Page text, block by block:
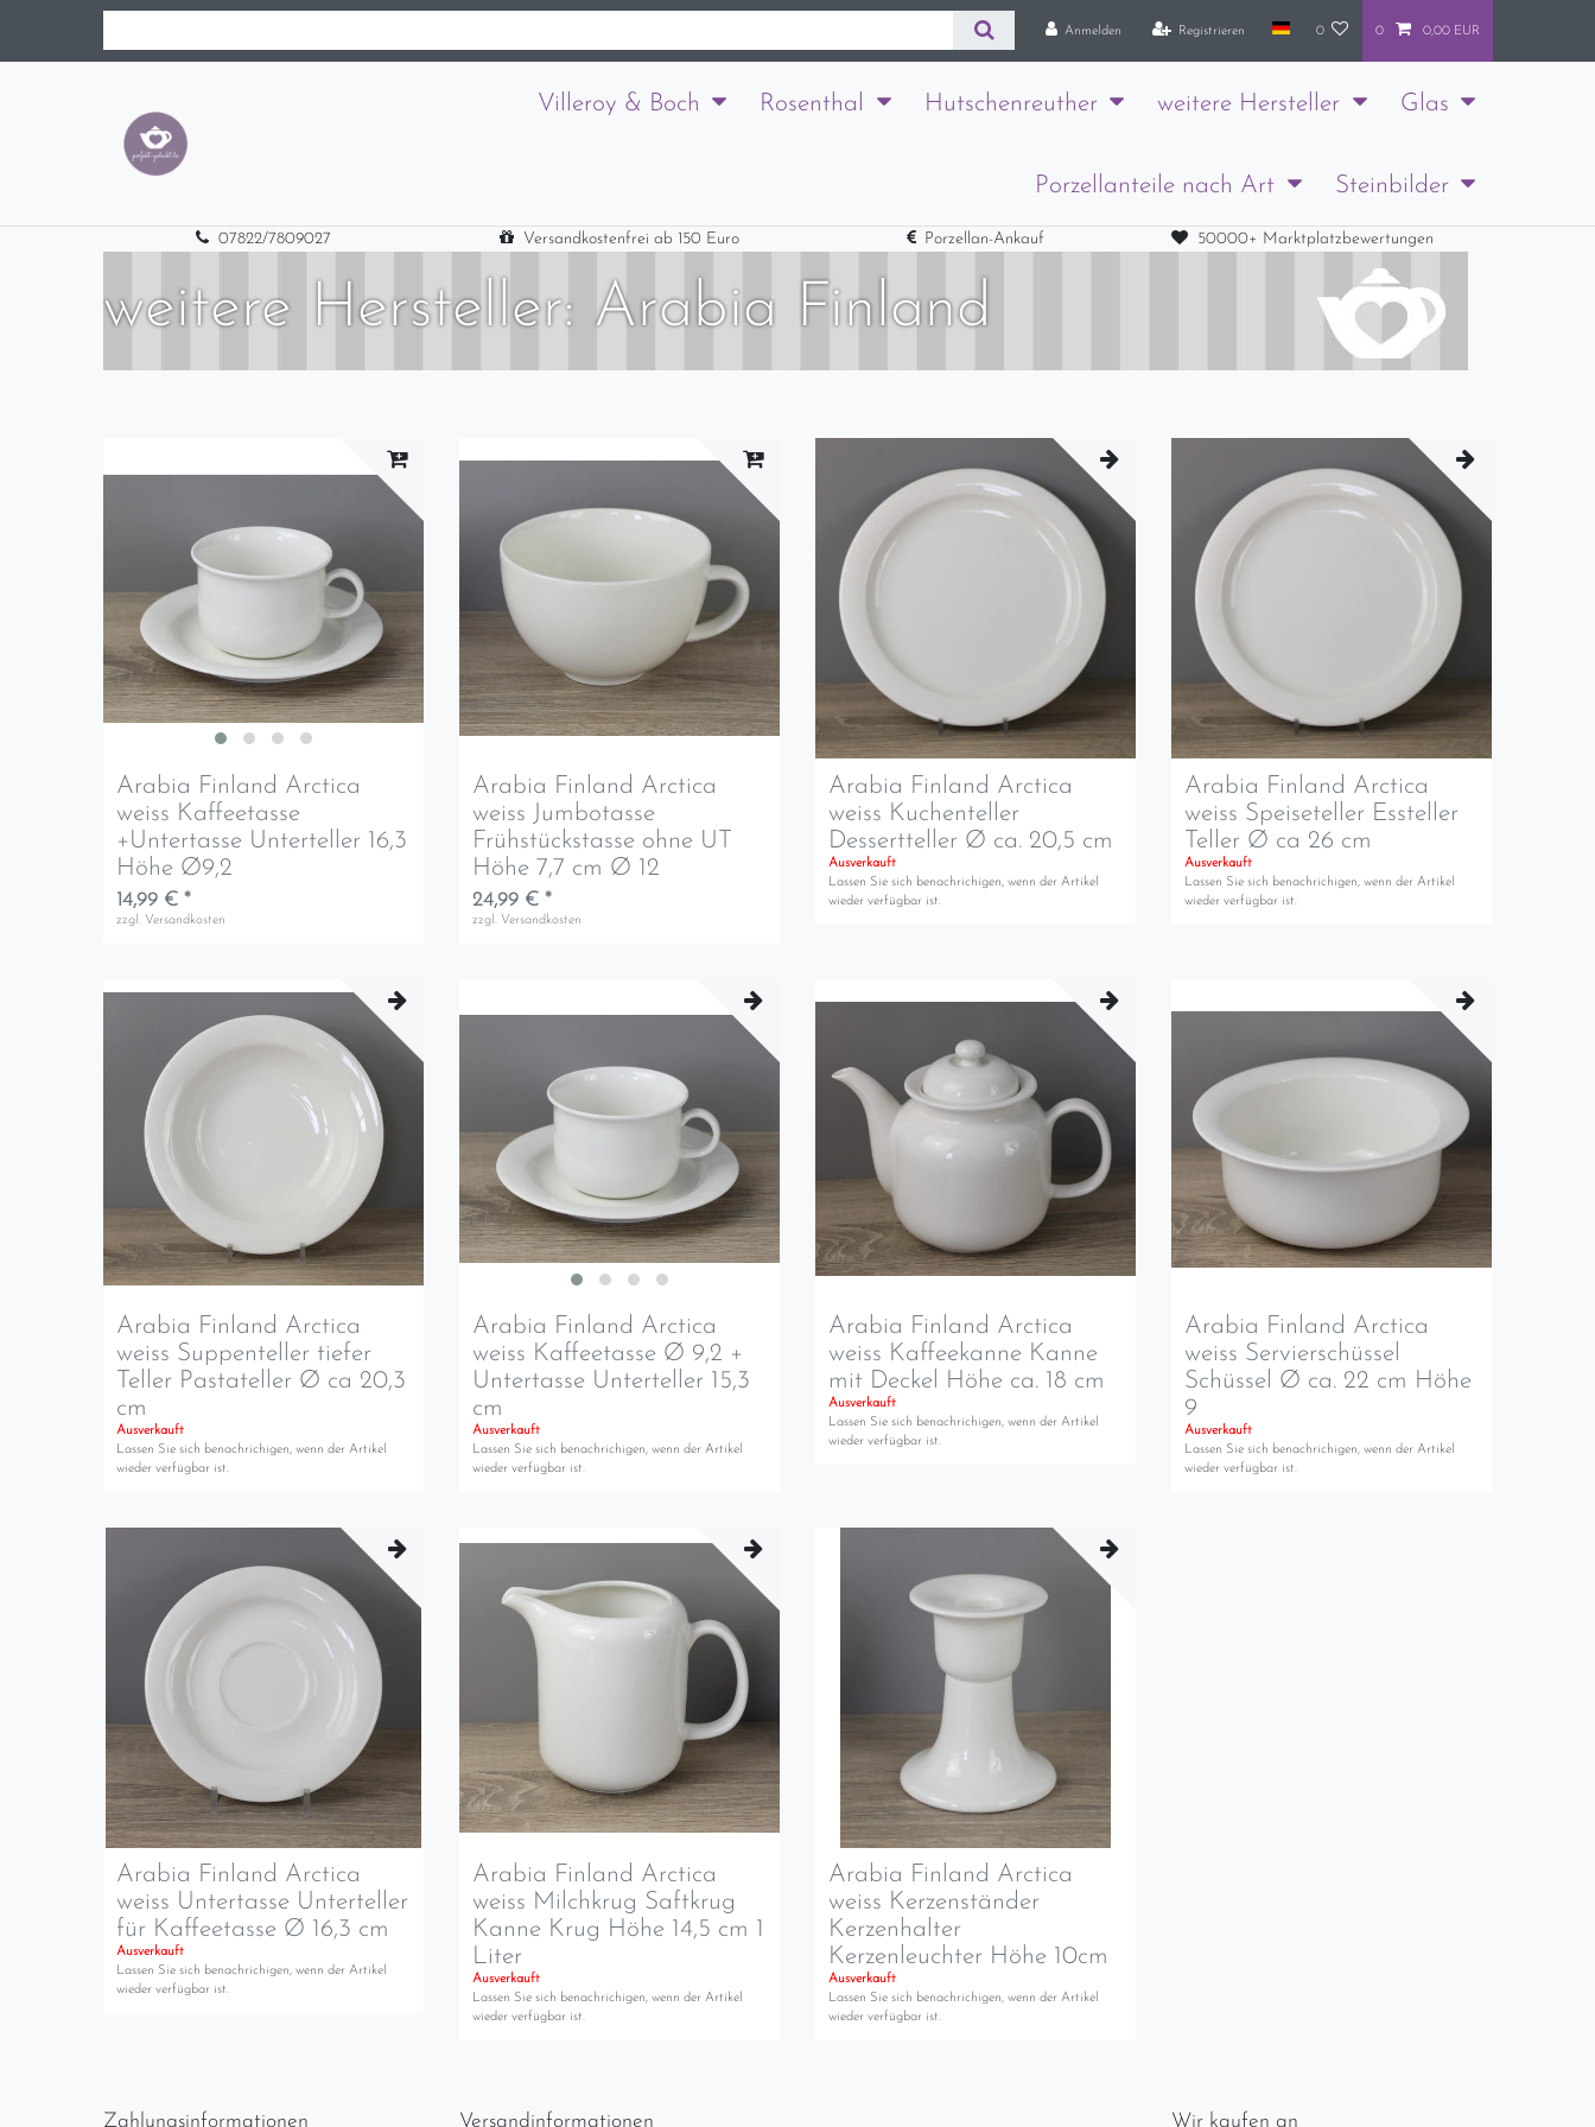
Anmelden Registrieren 0 0 0,00 EUR
Villeroy & Boch Rosenthal Hutschenreuther weitere Hersteller Glas
Porzellanteile nach Art Steinbilder
07822/7809027 Versandkostenfrei ab 150 Euro Porzellan-Ankauf 50000+ Marktplatzbewertungen
weitere Hersteller: Arabia Finland
Arabia Finland Arctica
weiss Kaffeetasse
+Untertasse Unterteller 16,3
Höhe Ø9,2
14,99 € *
zzgl. Versandkosten
Arabia Finland Arctica
weiss Jumbotasse
Frühstückstasse ohne UT
Höhe 7,7 cm Ø 12
24,99 € *
zzgl. Versandkosten
Arabia Finland Arctica
weiss Kuchenteller
Dessertteller Ø ca. 20,5 cm
Ausverkauft
Lassen Sie sich benachrichigen, wenn der Artikel
wieder verfügbar ist.
Arabia Finland Arctica
weiss Speiseteller Essteller
Teller Ø ca 26 cm
Ausverkauft
Lassen Sie sich benachrichigen, wenn der Artikel
wieder verfügbar ist.
Arabia Finland Arctica
weiss Suppenteller tiefer
Teller Pastateller Ø ca 20,3
cm
Ausverkauft
Lassen Sie sich benachrichigen, wenn der Artikel
wieder verfügbar ist.
Arabia Finland Arctica
weiss Kaffeetasse Ø 9,2 +
Untertasse Unterteller 15,3
cm
Ausverkauft
Lassen Sie sich benachrichigen, wenn der Artikel
wieder verfügbar ist.
Arabia Finland Arctica
weiss Kaffeekanne Kanne
mit Deckel Höhe ca. 18 cm
Ausverkauft
Lassen Sie sich benachrichigen, wenn der Artikel
wieder verfügbar ist.
Arabia Finland Arctica
weiss Servierschüssel
Schüssel Ø ca. 22 cm Höhe
9
Ausverkauft
Lassen Sie sich benachrichigen, wenn der Artikel
wieder verfügbar ist.
Arabia Finland Arctica
weiss Untertasse Unterteller
für Kaffeetasse Ø 16,3 cm
Ausverkauft
Lassen Sie sich benachrichigen, wenn der Artikel
wieder verfügbar ist.
Arabia Finland Arctica
weiss Milchkrug Saftkrug
Kanne Krug Höhe 14,5 cm 1
Liter
Ausverkauft
Lassen Sie sich benachrichigen, wenn der Artikel
wieder verfügbar ist.
Arabia Finland Arctica
weiss Kerzenständer
Kerzenhalter
Kerzenleuchter Höhe 10cm
Ausverkauft
Lassen Sie sich benachrichigen, wenn der Artikel
wieder verfügbar ist.
Zahlungsinformationen Versandinformationen Wir kaufen an